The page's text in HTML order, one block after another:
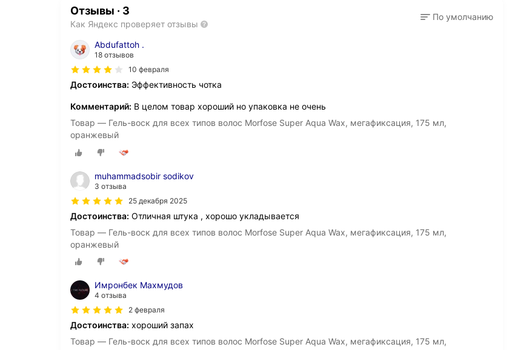
Отзывы · 3
Как Яндекс проверяет отзывы
По умолчанию
Abdufattoh .
18 отзывов
10 февраля
Достоинства: Эффективность чотка
Комментарий: В целом товар хороший но упаковка не очень
Товар — Гель-воск для всех типов волос Morfose Super Aqua Wax, мегафиксация, 175 мл,
оранжевый
muhammadsobir sodikov
3 отзыва
25 декабря 2025
Достоинства: Отличная штука , хорошо укладывается
Товар — Гель-воск для всех типов волос Morfose Super Aqua Wax, мегафиксация, 175 мл,
оранжевый
Имронбек Махмудов
4 отзыва
2 февраля
Достоинства: хороший запах
Товар — Гель-воск для всех типов волос Morfose Super Aqua Wax, мегафиксация, 175 мл,